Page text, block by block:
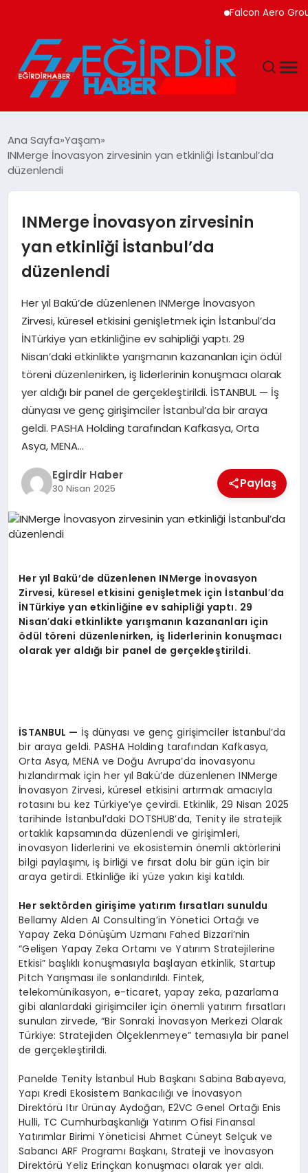
Falcon Aero Group,
EĞITIM
MAGAZIN
SIYASET
SPOR
TEKNOLOJI
YAŞAM
Ana Sayfa Yaşam
INMerge İnovasyon zirvesinin yan etkinliği İstanbul’da
düzenlendi
INMerge İnovasyon zirvesinin
yan etkinliği İstanbul’da
düzenlendi
Her yıl Bakü’de düzenlenen INMerge İnovasyon
Zirvesi, küresel etkisini genişletmek için İstanbul’da
İNTürkiye yan etkinliğine ev sahipliği yaptı. 29
Nisan’daki etkinlikte yarışmanın kazananları için ödül
töreni düzenlenirken, iş liderlerinin konuşmacı olarak
yer aldığı bir panel de gerçekleştirildi. İSTANBUL — İş
dünyası ve genç girişimciler İstanbul’da bir araya
geldi. PASHA Holding tarafından Kafkasya, Orta
Asya, MENA…
Egirdir Haber
30 Nisan 2025 Paylaş
Her yıl Bakü’de düzenlenen INMerge İnovasyon
Zirvesi, küresel etkisini genişletmek için İstanbul’da
İNTürkiye yan etkinliğine ev sahipliği yaptı. 29
Nisan’daki etkinlikte yarışmanın kazananları için
ödül töreni düzenlenirken, iş liderlerinin konuşmacı
olarak yer aldığı bir panel de gerçekleştirildi.
İSTANBUL — İş dünyası ve genç girişimciler İstanbul’da
bir araya geldi. PASHA Holding tarafından Kafkasya,
Orta Asya, MENA ve Doğu Avrupa’da inovasyonu
hızlandırmak için her yıl Bakü’de düzenlenen INMerge
İnovasyon Zirvesi, küresel etkisini artırmak amacıyla
rotasını bu kez Türkiye’ye çevirdi. Etkinlik, 29 Nisan 2025
tarihinde İstanbul’daki DOTSHUB’da, Tenity ile stratejik
ortaklık kapsamında düzenlendi ve girişimleri,
inovasyon liderlerini ve ekosistemin önemli aktörlerini
bilgi paylaşımı, iş birliği ve fırsat dolu bir gün için bir
araya getirdi. Etkinliğe iki yüze yakın kişi katıldı.
Her sektörden girişime yatırım fırsatları sunuldu
Bellamy Alden AI Consulting’in Yönetici Ortağı ve
Yapay Zeka Dönüşüm Uzmanı Fahed Bizzari’nin
“Gelişen Yapay Zeka Ortamı ve Yatırım Stratejilerine
Etkisi” başlıklı konuşmasıyla başlayan etkinlik, Startup
Pitch Yarışması ile sonlandırıldı. Fintek,
telekomünikasyon, e-ticaret, yapay zeka, pazarlama
gibi alanlardaki girişimciler için önemli yatırım fırsatları
sunulan zirvede, “Bir Sonraki İnovasyon Merkezi Olarak
Türkiye: Stratejiden Ölçeklenmeye” temasıyla bir panel
de gerçekleştirildi.
Panelde Tenity İstanbul Hub Başkanı Sabina Babayeva,
Yapı Kredi Ekosistem Bankacılığı ve İnovasyon
Direktörü Itır Ürünay Aydoğan, E2VC Genel Ortağı Enis
Hulli, TC Cumhurbaşkanlığı Yatırım Ofisi Finansal
Yatırımlar Birimi Yöneticisi Ahmet Cüneyt Selçuk ve
Sabancı ARF Programı Başkanı, Strateji ve İnovasyon
Direktörü Yeliz Erinçkan konuşmacı olarak yer aldı.